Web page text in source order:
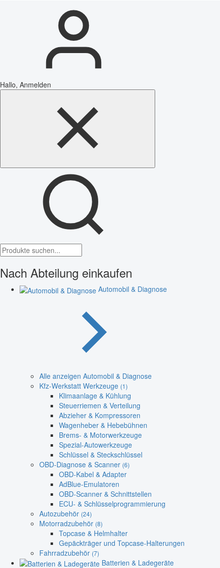
Hallo, Anmelden
Nach Abteilung einkaufen
Automobil & Diagnose
Alle anzeigen Automobil & Diagnose
Kfz-Werkstatt Werkzeuge (1)
Klimaanlage & Kühlung
Steuerriemen & Verteilung
Abzieher & Kompressoren
Wagenheber & Hebebühnen
Brems- & Motorwerkzeuge
Spezial-Autowerkzeuge
Schlüssel & Steckschlüssel
OBD-Diagnose & Scanner (6)
OBD-Kabel & Adapter
AdBlue-Emulatoren
OBD-Scanner & Schnittstellen
ECU- & Schlüsselprogrammierung
Autozubehör (24)
Motorradzubehör (8)
Topcase & Helmhalter
Gepäckträger und Topcase-Halterungen
Fahrradzubehör (7)
Batterien & Ladegeräte